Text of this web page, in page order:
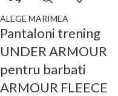
ALEGE MARIMEA
Pantaloni trening
UNDER ARMOUR
pentru barbati
ARMOUR FLEECE